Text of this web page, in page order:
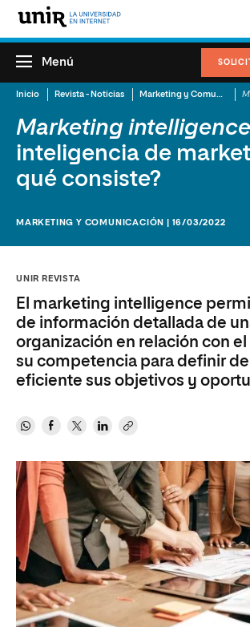
Menú
Inicio Revista - Noticias Marketing y Comunicación
Marketing intelligence
inteligencia de
qué consiste?
MARKETING Y COMUNICACIÓN | 16/03/2022
UNIR REVISTA
El marketing intelligence
de información detallada de
organización en relación con
su competencia para definir
eficiente sus objetivos y